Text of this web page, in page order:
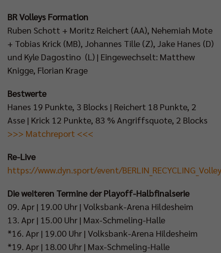
BR Volleys Formation
Ruben Schott + Moritz Reichert (AA), Nehemiah Mote
+ Tobias Krick (MB), Johannes Tille (Z), Jake Hanes (D)
und Kyle Dagostino (L) | Eingewechselt: Matthew
Knigge, Florian Krage
Bestwerte
Hanes 19 Punkte, 3 Blocks | Reichert 18 Punkte, 2
Asse | Krick 12 Punkte, 83 % Angriffsquote, 2 Blocks
>>> Matchreport <<<
Re-Live
https://www.dyn.sport/event/
Die weiteren Termine der Playoff-Halbfinalserie
09. Apr | 19.00 Uhr | Volksbank-Arena Hildesheim
13. Apr | 15.00 Uhr | Max-Schmeling-Halle
*16. Apr | 19.00 Uhr | Volksbank-Arena Hildesheim
*19. Apr | 18.00 Uhr | Max-Schmeling-Halle